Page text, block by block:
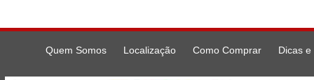
Quem Somos Localização Como Comprar Dicas e